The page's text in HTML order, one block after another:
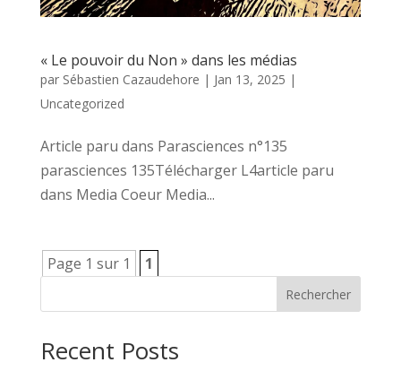
« Le pouvoir du Non » dans les médias
par Sébastien Cazaudehore | Jan 13, 2025 |
Uncategorized
Article paru dans Parasciences n°135
parasciences 135Télécharger L4article paru
dans Media Coeur Media...
Page 1 sur 1 1
Rechercher
Recent Posts